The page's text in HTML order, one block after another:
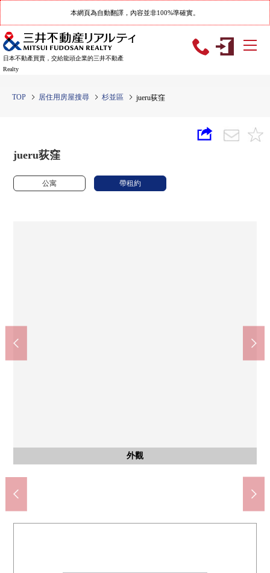
本網頁為自動翻譯，內容並非100%準確實。
日本不動產買賣，交給龍頭企業的三井不動產
Realty
TOP 居住用房屋搜尋 杉並區 jueru荻窪
jueru荻窪
公寓 帶租約
外觀
外觀
外觀
外觀
外觀
其他當地
其他當地
其他當地
外觀
井荻站(西武新宿線)(約1200m)
步行15分鐘。
荻窪站(JR東日本中央本線)(約1400m)
步行18分鐘。
ＯＫ下井草商店(約550m)
步行7分鐘。
Lawson商店100杉並桃井店(約350m)
步行5分鐘。
杉並區立井荻中學(約600m)
步行8分鐘。